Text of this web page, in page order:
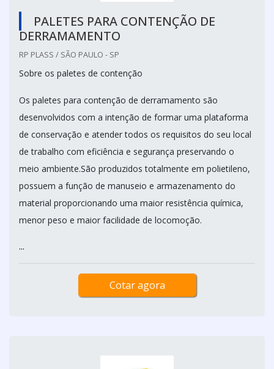
PALETES PARA CONTENÇÃO DE
DERRAMAMENTO
RP PLASS / SÃO PAULO - SP
Sobre os paletes de contenção
Os paletes para contenção de derramamento são
desenvolvidos com a intenção de formar uma plataforma
de conservação e atender todos os requisitos do seu local
de trabalho com eficiência e segurança preservando o
meio ambiente.São produzidos totalmente em polietileno,
possuem a função de manuseio e armazenamento do
material proporcionando uma maior resistência química,
menor peso e maior facilidade de locomoção.
...
Cotar agora